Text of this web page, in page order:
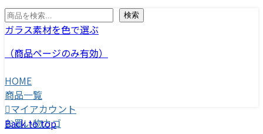
検索
検索
ガラス素材を色で選ぶ
（商品ページのみ有効）
HOME
商品一覧
マイアカウント
お買い物カゴ
Back to top